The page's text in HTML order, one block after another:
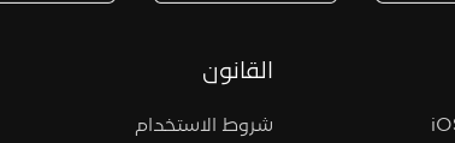
القانون
شروط الاستخدام